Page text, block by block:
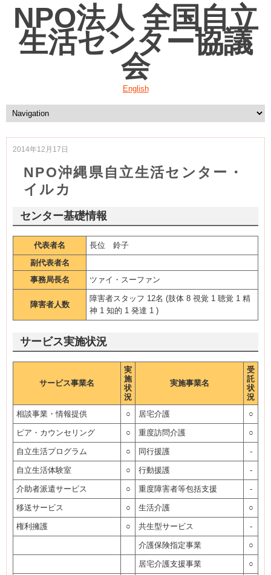
NPO法人 全国自立
生活センター協議
会
English
2014年12月17日
NPO沖縄県自立生活センター・
イルカ
センター基礎情報
代表者名
長位 鈴子
副代表者名
事務局長名
ツァイ・スーファン
障害者人数
障害者スタッフ 12名 (肢体 8 視覚 1 聴覚 1 精
神 1 知的 1 発達 1 )
サービス実施状況
サービス事業名
実
施
状
況
実施事業名
受
託
状
況
相談事業・情報提供
○ 居宅介護 ○
ピア・カウンセリング ○ 重度訪問介護 ○
自立生活プログラム ○ 同行援護 -
自立生活体験室 ○ 行動援護 -
介助者派遣サービス ○ 重度障害者等包括支援 -
移送サービス ○ 生活介護 ○
権利擁護 ○ 共生型サービス -
介護保険指定事業 ○
居宅介護支援事業 ○